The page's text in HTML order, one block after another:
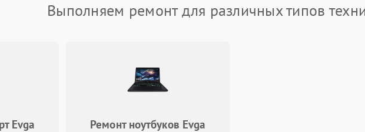
Выполняем ремонт для различных типов
Evga Ремонт ноутбуков Evga